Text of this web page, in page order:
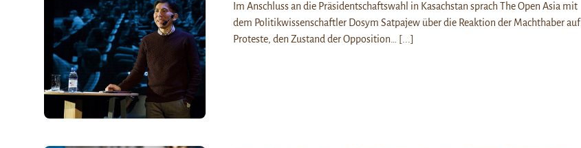
Im Anschluss an die Präsidentschaftswahl in Kasachstan sprach The Open Asia mit
dem Politikwissenschaftler Dosym Satpajew über die Reaktion der Machthaber auf
Proteste, den Zustand der Opposition…
[...]